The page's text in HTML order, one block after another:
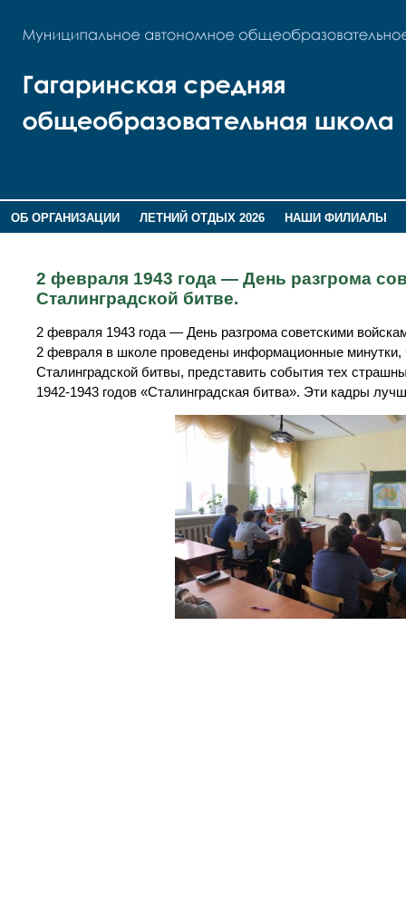
ОБ ОРГАНИЗАЦИИ ЛЕТНИЙ ОТДЫХ 2026
НАШИ ФИЛИАЛЫ
2 февраля 1943 года — День разгрома
Сталинградской битве.
2 февраля 1943 года — День разгрома советскими
2 февраля в школе проведены информационные минутки,
Сталинградской битвы, представить события тех
1942-1943 годов «Сталинградская битва». Эти кадры